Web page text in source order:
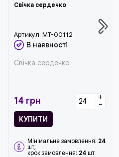
Свічка сердечко
Артикул: MT-00112
В наявності
Свічка сердечко
14 грн +
-
КУПИТИ
Мінімальне замовлення: 24
шт;
крок замовлення: 24 шт